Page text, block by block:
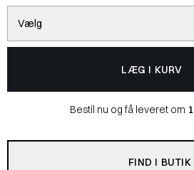
Vælg
LÆG I KURV
Bestil nu og få leveret om
FIND I BUTIK